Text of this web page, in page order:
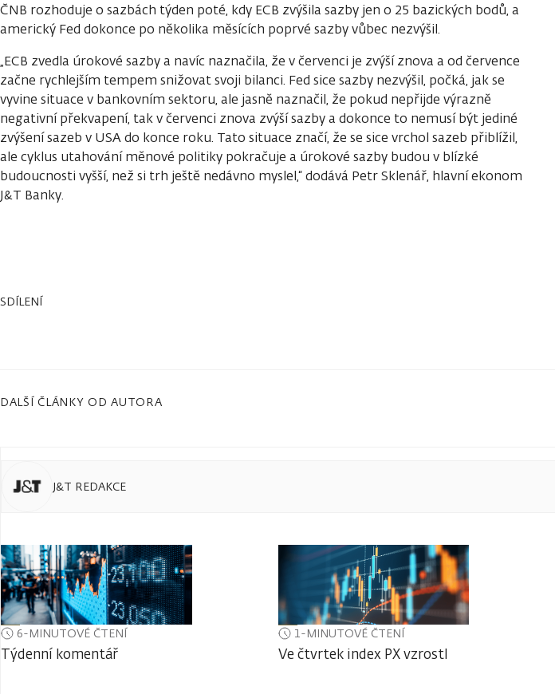
ČNB rozhoduje o sazbách týden poté, kdy ECB zvýšila sazby jen o 25 bazických bodů, a
americký Fed dokonce po několika měsících poprvé sazby vůbec nezvýšil.
„ECB zvedla úrokové sazby a navíc naznačila, že v červenci je zvýší znova a od července
začne rychlejším tempem snižovat svoji bilanci. Fed sice sazby nezvýšil, počká, jak se
vyvine situace v bankovním sektoru, ale jasně naznačil, že pokud nepřijde výrazně
negativní překvapení, tak v červenci znova zvýší sazby a dokonce to nemusí být jediné
zvýšení sazeb v USA do konce roku. Tato situace značí, že se sice vrchol sazeb přiblížil,
ale cyklus utahování měnové politiky pokračuje a úrokové sazby budou v blízké
budoucnosti vyšší, než si trh ještě nedávno myslel,“ dodává Petr Sklenář, hlavní ekonom
J&T Banky.
SDÍLENÍ
DALŠÍ ČLÁNKY OD AUTORA
J&T REDAKCE
6-MINUTOVÉ ČTENÍ
Týdenní komentář
1-MINUTOVÉ ČTENÍ
Ve čtvrtek index PX vzrostl